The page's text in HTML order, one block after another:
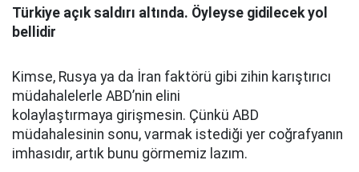
Türkiye açık saldırı altında. Öyleyse gidilecek yol
bellidir
Kimse, Rusya ya da İran faktörü gibi zihin karıştırıcı
müdahalelerle ABD’nin elini
kolaylaştırmaya girişmesin. Çünkü ABD
müdahalesinin sonu, varmak istediği yer coğrafyanın
imhasıdır, artık bunu görmemiz lazım.